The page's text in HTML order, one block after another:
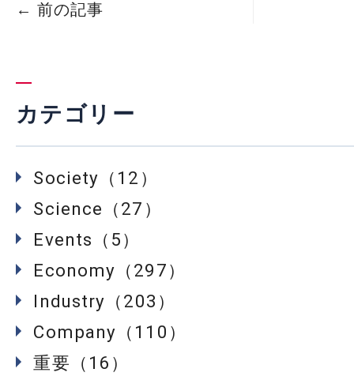
← 前の記事
カテゴリー
Society（12）
Science（27）
Events（5）
Economy（297）
Industry（203）
Company（110）
重要（16）